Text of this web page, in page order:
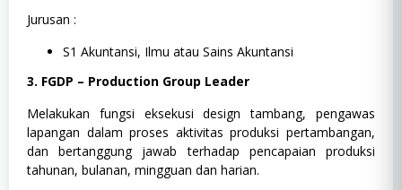
Jurusan :
S1 Akuntansi, Ilmu atau Sains Akuntansi
3. FGDP – Production Group Leader
Melakukan fungsi eksekusi design tambang, pengawas
lapangan dalam proses aktivitas produksi pertambangan,
dan bertanggung jawab terhadap pencapaian produksi
tahunan, bulanan, mingguan dan harian.